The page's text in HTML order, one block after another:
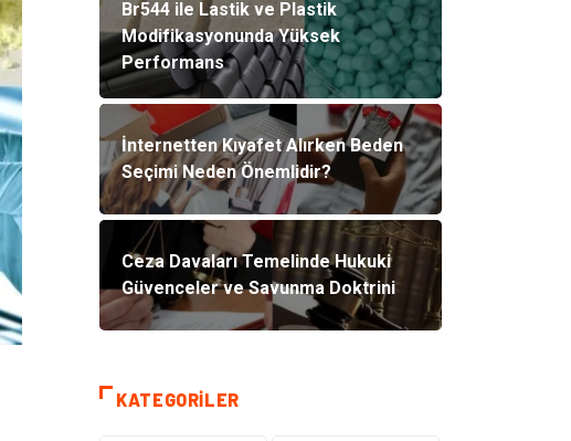
Br544 ile Lastik ve Plastik
Modifikasyonunda Yüksek
Performans
İnternetten Kıyafet Alırken Beden
Seçimi Neden Önemlidir?
Ceza Davaları Temelinde Hukuki
Güvenceler ve Savunma Doktrini
KATEGORILER